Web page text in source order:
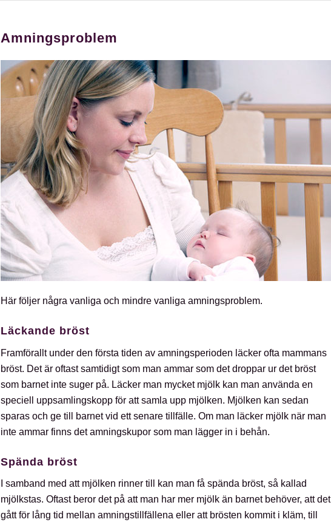
Amningsproblem
Här följer några vanliga och mindre vanliga amningsproblem.
Läckande bröst
Framförallt under den första tiden av amningsperioden läcker ofta mammans
bröst. Det är oftast samtidigt som man ammar som det droppar ur det bröst
som barnet inte suger på. Läcker man mycket mjölk kan man använda en
speciell uppsamlingskopp för att samla upp mjölken. Mjölken kan sedan
sparas och ge till barnet vid ett senare tillfälle. Om man läcker mjölk när man
inte ammar finns det amningskupor som man lägger in i behån.
Spända bröst
I samband med att mjölken rinner till kan man få spända bröst, så kallad
mjölkstas. Oftast beror det på att man har mer mjölk än barnet behöver, att det
gått för lång tid mellan amningstillfällena eller att brösten kommit i kläm, till